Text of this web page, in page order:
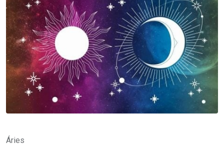
Áries